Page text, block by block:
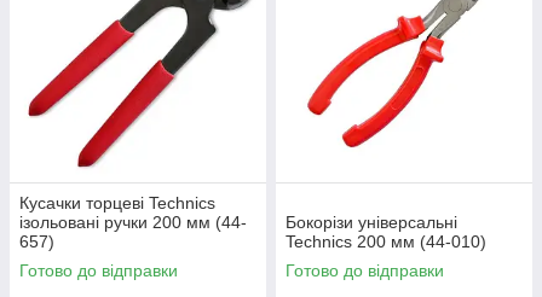
Кусачки торцеві Technics
ізольовані ручки 200 мм (44-
657)
Готово до відправки
Бокорізи універсальні
Technics 200 мм (44-010)
Готово до відправки